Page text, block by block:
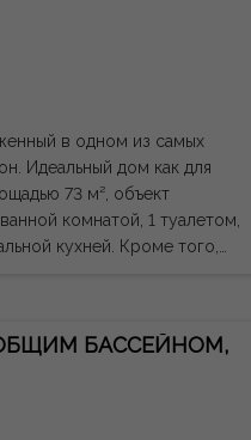
торговых центров, школ,
нескольких минутах езды.
расположением,
образом жизни.
носит
в одном из самых
Идеальный дом как для
комнатой, 1 туалетом,
кухней. Кроме того,
к въезду. Отличное
магазинам, ресторанам,
БАССЕЙНОМ,